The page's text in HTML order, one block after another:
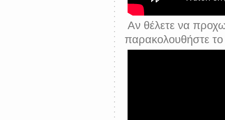
Αν θέλετε να
παρακολουθήστε το